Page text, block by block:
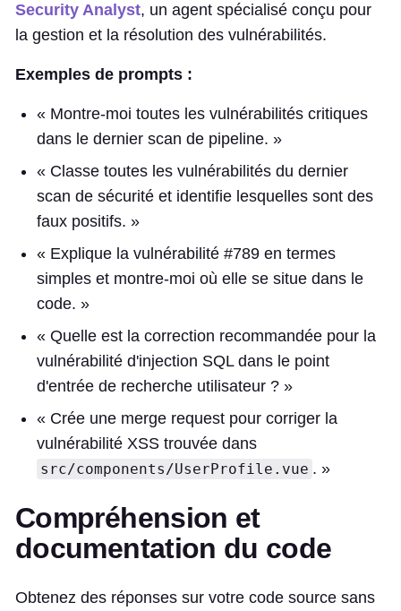
Security Analyst, un agent spécialisé conçu pour
la gestion et la résolution des vulnérabilités.
Exemples de prompts :
« Montre-moi toutes les vulnérabilités critiques
dans le dernier scan de pipeline. »
« Classe toutes les vulnérabilités du dernier
scan de sécurité et identifie lesquelles sont des
faux positifs. »
« Explique la vulnérabilité #789 en termes
simples et montre-moi où elle se situe dans le
code. »
« Quelle est la correction recommandée pour la
vulnérabilité d'injection SQL dans le point
d'entrée de recherche utilisateur ? »
« Crée une merge request pour corriger la
vulnérabilité XSS trouvée dans
src/components/UserProfile.vue . »
Compréhension et
documentation du code
Obtenez des réponses sur votre code source sans